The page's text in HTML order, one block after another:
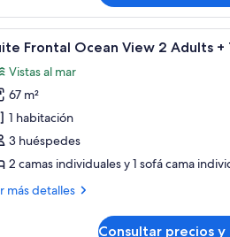
de madera.grande, un sofá, una mesa de
Habitación
6 Frontal Ocean View 2 Adults +
Vistas al mar
67 m²
1 habitación
3 huéspedes
2 camas individuales y 1 sofá cama
más detalles
Consultar precios